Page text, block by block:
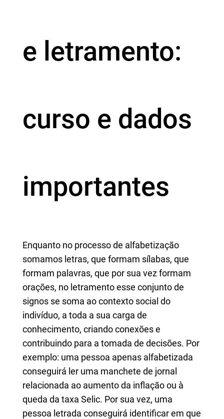
e letramento:
curso e dados
importantes
Enquanto no processo de alfabetização
somamos letras, que formam sílabas, que
formam palavras, que por sua vez formam
orações, no letramento esse conjunto de
signos se soma ao contexto social do
indivíduo, a toda a sua carga de
conhecimento, criando conexões e
contribuindo para a tomada de decisões. Por
exemplo: uma pessoa apenas alfabetizada
conseguirá ler uma manchete de jornal
relacionada ao aumento da inflação ou à
queda da taxa Selic. Por sua vez, uma
pessoa letrada conseguirá identificar em que